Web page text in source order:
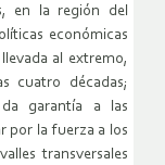
en la región del
económicas
al extremo,
cuatro décadas;
garantía a las
por la fuerza a los
transversales